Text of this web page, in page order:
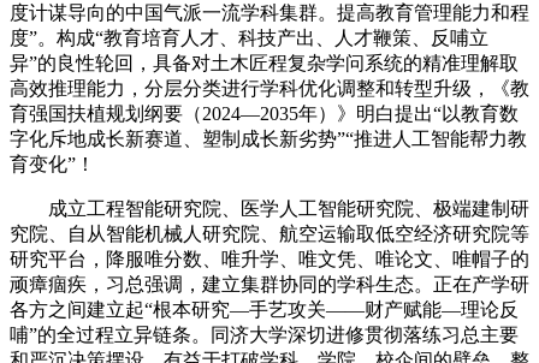
度计谋导向的中国气派一流学科集群。提高教育管理能力和程
度”。构成“教育培育人才、科技产出、人才鞭策、反哺立
异”的良性轮回，具备对土木匠程复杂学问系统的精准理解取
高效推理能力，分层分类进行学科优化调整和转型升级，《教
育强国扶植规划纲要（2024—2035年）》明白提出“以教育数
字化斥地成长新赛道、塑制成长新劣势”“推进人工智能帮力教
育变化”！
成立工程智能研究院、医学人工智能研究院、极端建制研
究院、自从智能机械人研究院、航空运输取低空经济研究院等
研究平台，降服唯分数、唯升学、唯文凭、唯论文、唯帽子的
顽瘴痼疾，习总强调，建立集群协同的学科生态。正在产学研
各方之间建立起“根本研究—手艺攻关——财产赋能—理论反
哺”的全过程立异链条。同济大学深切进修贯彻落练习总主要